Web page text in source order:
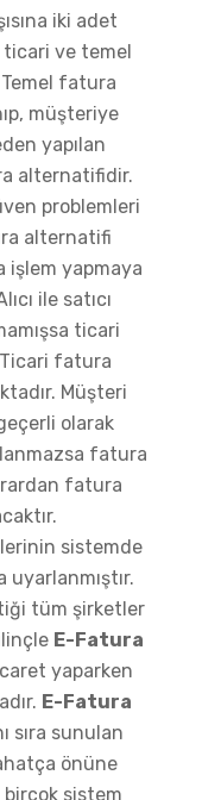
iki adet
ticari ve temel
fatura
müşteriye
yapılan
alternatifidir.
problemleri
alternatifi
işlem yapmaya
ile satıcı
ticari
fatura
Müşteri
olarak
fatura
fatura
sistemde
uyarlanmıştır.
tüm şirketler
E-Fatura
yaparken
E-Fatura
sıra sunulan
önüne
sistem